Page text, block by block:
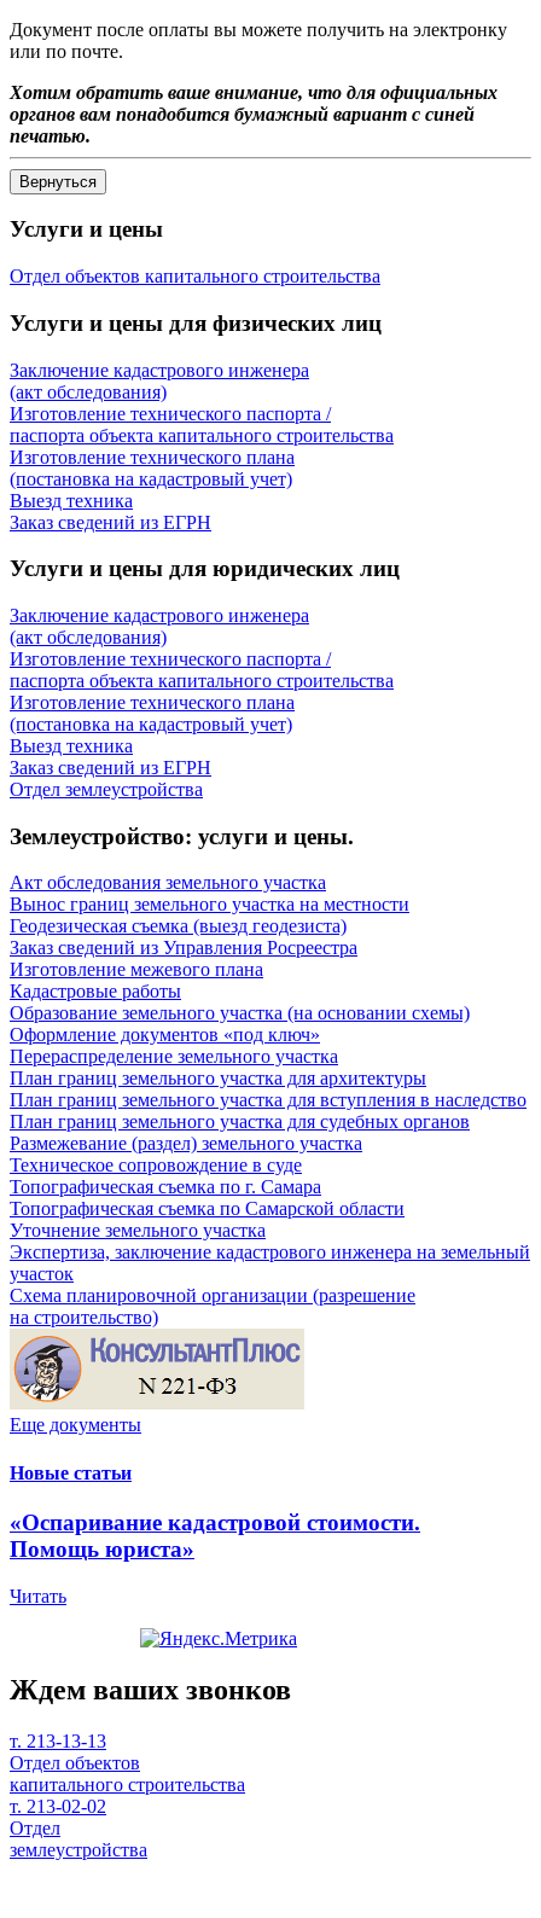
Документ после оплаты вы можете получить на электронку
или по почте.
Хотим обратить ваше внимание, что для официальных
органов вам понадобится бумажный вариант с синей
печатью.
Услуги и цены
Отдел объектов капитального строительства
Услуги и цены для физических лиц
Заключение кадастрового инженера
(акт обследования)
Изготовление технического паспорта /
паспорта объекта капитального строительства
Изготовление технического плана
(постановка на кадастровый учет)
Выезд техника
Заказ сведений из ЕГРН
Услуги и цены для юридических лиц
Заключение кадастрового инженера
(акт обследования)
Изготовление технического паспорта /
паспорта объекта капитального строительства
Изготовление технического плана
(постановка на кадастровый учет)
Выезд техника
Заказ сведений из ЕГРН
Отдел землеустройства
Землеустройство: услуги и цены.
Акт обследования земельного участка
Вынос границ земельного участка на местности
Геодезическая съемка (выезд геодезиста)
Заказ сведений из Управления Росреестра
Изготовление межевого плана
Кадастровые работы
Образование земельного участка (на основании схемы)
Оформление документов «под ключ»
Перераспределение земельного участка
План границ земельного участка для архитектуры
План границ земельного участка для вступления в наследство
План границ земельного участка для судебных органов
Размежевание (раздел) земельного участка
Техническое сопровождение в суде
Топографическая съемка по г. Самара
Топографическая съемка по Самарской области
Уточнение земельного участка
Экспертиза, заключение кадастрового инженера на земельный
участок
Схема планировочной организации (разрешение
на строительство)
Еще документы
Новые статьи
«Оспаривание кадастровой стоимости.
Помощь юриста»
Читать
Ждем ваших звонков
т. 213-13-13
Отдел объектов
капитального строительства
т. 213-02-02
Отдел
землеустройства